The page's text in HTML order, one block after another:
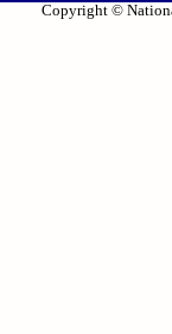
Copyright ©